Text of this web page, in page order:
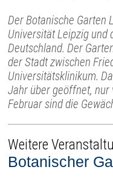
Der Botanische Garten
Universität Leipzig und
Deutschland. Der
der Stadt zwischen
Universitätsklinikum.
Jahr über geöffnet, nur
Februar sind die
Weitere
Botanischer